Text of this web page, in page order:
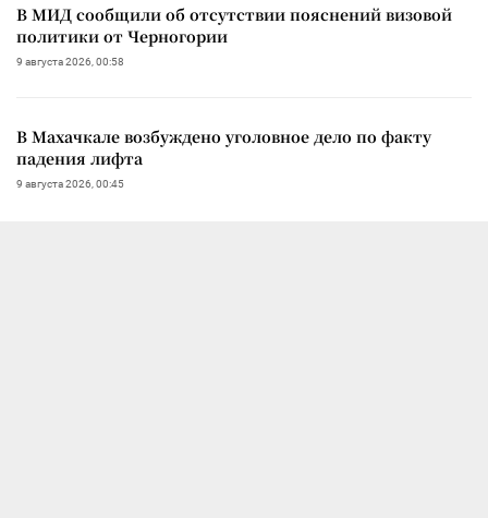
В МИД сообщили об отсутствии пояснений визовой
политики от Черногории
9 августа 2026, 00:58
В Махачкале возбуждено уголовное дело по факту
падения лифта
9 августа 2026, 00:45